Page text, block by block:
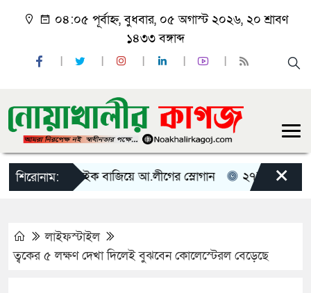
০৪:০৫ পূর্বাহ্ন, বুধবার, ০৫ অগাস্ট ২০২৬, ২০ শ্রাবণ
১৪৩৩ বঙ্গাব্দ
শিরোনাম:মাইক বাজিয়ে আ.লীগের স্লোগান ২৭’শত লিটার
×
লাইফস্টাইল
ত্বকের ৫ লক্ষণ দেখা দিলেই বুঝবেন কোলেস্টেরল বেড়েছে